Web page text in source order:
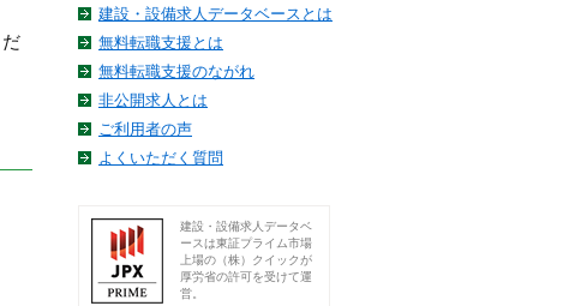
建設・設備求人データベースとは
無料転職支援とは
無料転職支援のながれ
非公開求人とは
ご利用者の声
よくいただく質問
建設・設備求人データベ
ースは東証プライム市場
上場の（株）クイックが
厚労省の許可を受けて運
営。